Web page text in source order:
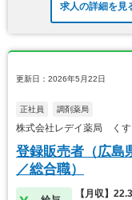
求人の詳細を見
更新日：2026年5月22日
正社員 調剤薬局
株式会社レデイ薬局 くす
登録販売者（広島
／総合職）
【月収】